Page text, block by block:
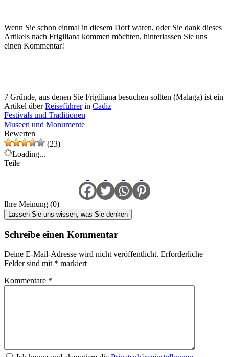
Wenn Sie schon einmal in diesem Dorf waren, oder Sie dank dieses
Artikels nach Frigiliana kommen möchten, hinterlassen Sie uns
einen Kommentar!
7 Gründe, aus denen Sie Frigiliana besuchen sollten (Malaga) ist ein
Artikel überReiseführerin Cadiz
Festivals und Traditionen
Museen und Monumente
Bewerten
(23)
Loading...
Teile
Ihre Meinung (0)
Lassen Sie uns wissen, was Sie denken
Schreibe einen Kommentar
Deine E-Mail-Adresse wird nicht veröffentlicht. Erforderliche
Felder sind mit * markiert
Kommentare *